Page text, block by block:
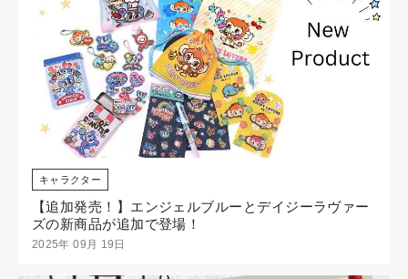
キャラクター
【追加発売！】エンジェルブルーとデイジーラヴァー
ズの新商品が追加で登場！
2025年 09月 19日